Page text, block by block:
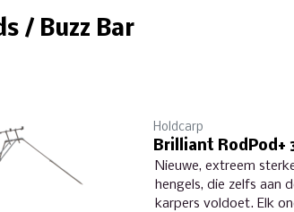
/ Buzz Bar
Holdcarp
Brilliant RodPod+
Nieuwe, extreem
hengels, die zelfs aan
karpers voldoet. Elk